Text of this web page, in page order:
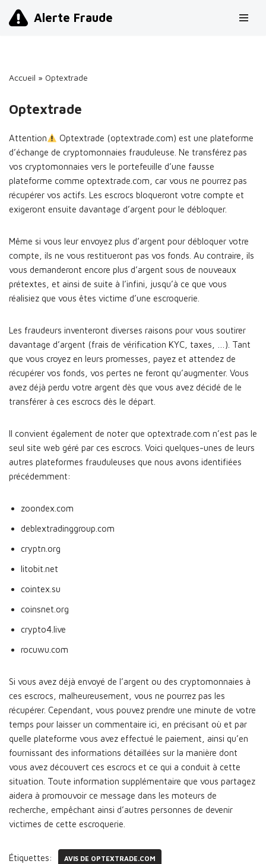
Alerte Fraude
Accueil » Optextrade
Optextrade
Attention
Optextrade (optextrade.com) est une plateforme
d’échange de cryptomonnaies frauduleuse. Ne transférez pas
vos cryptomonnaies vers le portefeuille d’une fausse
plateforme comme optextrade.com, car vous ne pourrez pas
récupérer vos actifs. Les escrocs bloqueront votre compte et
exigeront ensuite davantage d’argent pour le débloquer.
Même si vous leur envoyez plus d’argent pour débloquer votre
compte, ils ne vous restitueront pas vos fonds. Au contraire, ils
vous demanderont encore plus d’argent sous de nouveaux
prétextes, et ainsi de suite à l’infini, jusqu’à ce que vous
réalisiez que vous êtes victime d’une escroquerie.
Les fraudeurs inventeront diverses raisons pour vous soutirer
davantage d’argent (frais de vérification KYC, taxes, …). Tant
que vous croyez en leurs promesses, payez et attendez de
récupérer vos fonds, vos pertes ne feront qu’augmenter. Vous
avez déjà perdu votre argent dès que vous avez décidé de le
transférer à ces escrocs dès le départ.
Il convient également de noter que optextrade.com n’est pas le
seul site web géré par ces escrocs. Voici quelques-unes de leurs
autres plateformes frauduleuses que nous avons identifiées
précédemment:
zoondex.com
deblextradinggroup.com
cryptn.org
litobit.net
cointex.su
coinsnet.org
crypto4.live
rocuwu.com
Si vous avez déjà envoyé de l’argent ou des cryptomonnaies à
ces escrocs, malheureusement, vous ne pourrez pas les
récupérer. Cependant, vous pouvez prendre une minute de votre
temps pour laisser un commentaire ici, en précisant où et par
quelle plateforme vous avez effectué le paiement, ainsi qu’en
fournissant des informations détaillées sur la manière dont
vous avez découvert ces escrocs et ce qui a conduit à cette
situation. Toute information supplémentaire que vous partagez
aidera à promouvoir ce message dans les moteurs de
recherche, empêchant ainsi d’autres personnes de devenir
victimes de cette escroquerie.
Étiquettes: AVIS DE OPTEXTRADE.COM